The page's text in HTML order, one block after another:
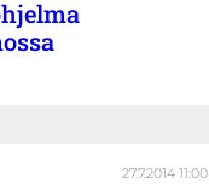
27.7.2014 11:00